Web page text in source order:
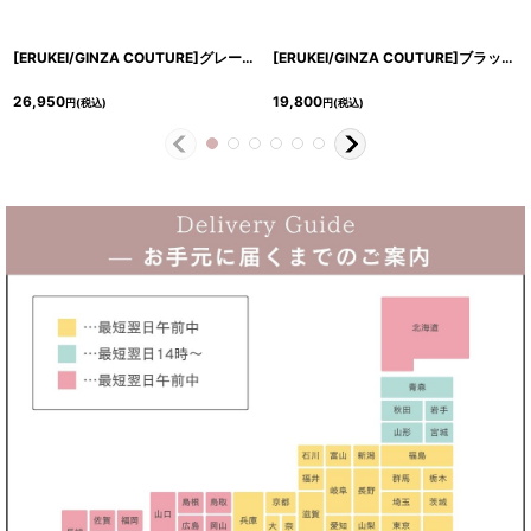
[ERUKEI/GINZA COUTURE]グレー・タイト・フレンチスリーブ・ツイード・ミディアムドレス・ワンピース[送料無料]
26,950円(税込)
[ERUKEI/GINZA COUTURE]ブラック・ノースリーブ・切り替え・ツイード・タイト・ミディアムドレス・ワンピース[送料無料]
19,800円(税込)